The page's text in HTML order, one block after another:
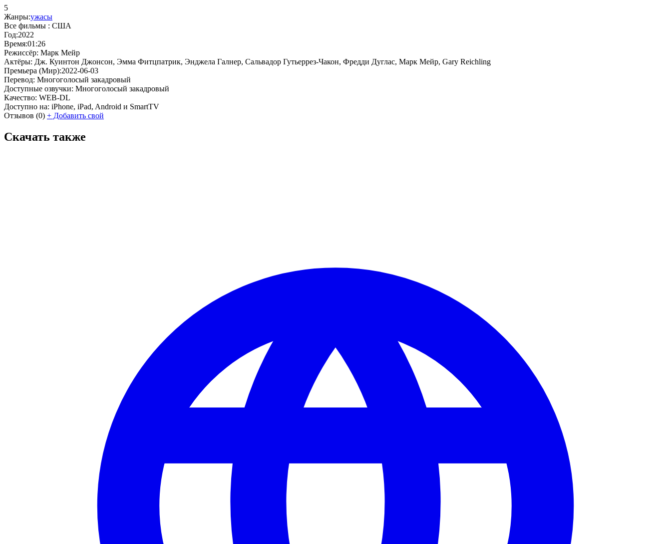
5
Жанры:ужасы
Все фильмы : США
Год:2022
Время:01:26
Режиссёр: Марк Мейр
Актёры: Дж. Куинтон Джонсон, Эмма Фитцпатрик, Энджела Галнер, Сальвадор Гутьеррез-Чакон, Фредди Дуглас, Марк Мейр, Gary Reichling
Премьера (Мир):2022-06-03
Перевод: Многоголосый закадровый
Доступные озвучки: Многоголосый закадровый
Качество: WEB-DL
Доступно на: iPhone, iPad, Android и SmartTV
Отзывов (0) + Добавить свой
Скачать также